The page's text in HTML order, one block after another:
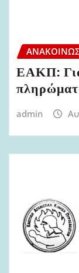
ΕΑΚΠ:
admin